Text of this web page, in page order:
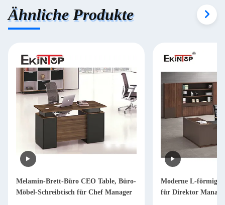
Ähnliche Produkte
Melamin-Brett-Büro CEO Table, Büro-
Möbel-Schreibtisch für Chef Manager
Moderne L-förmige
für Direktor